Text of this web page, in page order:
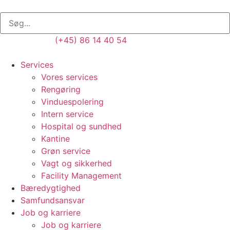
(+45) 86 14 40 54
Services
Vores services
Rengøring
Vinduespolering
Intern service
Hospital og sundhed
Kantine
Grøn service
Vagt og sikkerhed
Facility Management
Bæredygtighed
Samfundsansvar
Job og karriere
Job og karriere